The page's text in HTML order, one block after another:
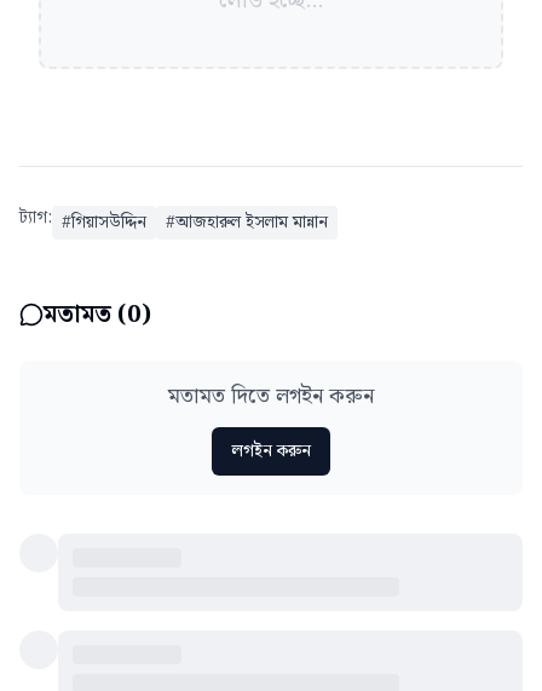
ট্যাগ: #গিয়াসউদ্দিন #আজহারুল ইসলাম মান্নান
মতামত (0)
মতামত দিতে লগইন করুন
লগইন করুন